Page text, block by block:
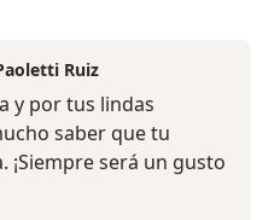
Ruiz
y por tus lindas
saber que tu
¡Siempre será un gusto